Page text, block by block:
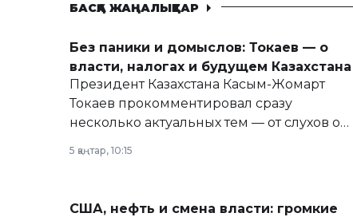
БАСҚА ЖАҢАЛЫҚТАР
Без паники и домыслов: Токаев — о
власти, налогах и будущем Казахстана
Президент Казахстана Касым-Жомарт
Токаев прокомментировал сразу
несколько актуальных тем — от слухов о
армии, экономики и личного здоровья.
5 қаңтар, 10:15
США, нефть и смена власти: громкие